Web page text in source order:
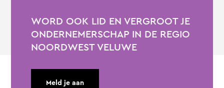
WORD OOK LID EN VERGROOT JE
ONDERNEMERSCHAP IN DE REGIO
NOORDWEST VELUWE
Meld je aan